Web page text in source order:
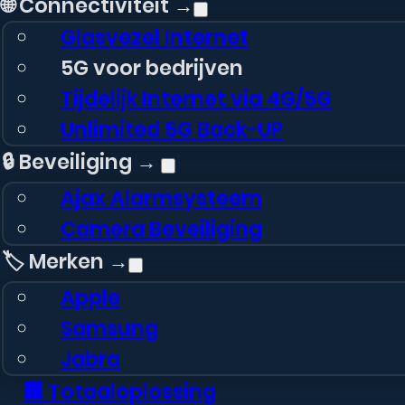
Glasvezel Internet
5G voor bedrijven
Tijdelijk Internet via 4G/5G
Unlimited 5G Back-UP
🔒 Beveiliging →
Ajax Alarmsysteem
Camera Beveiliging
🏷️ Merken →
Apple
Samsung
Jabra
🏢 Totaaloplossing